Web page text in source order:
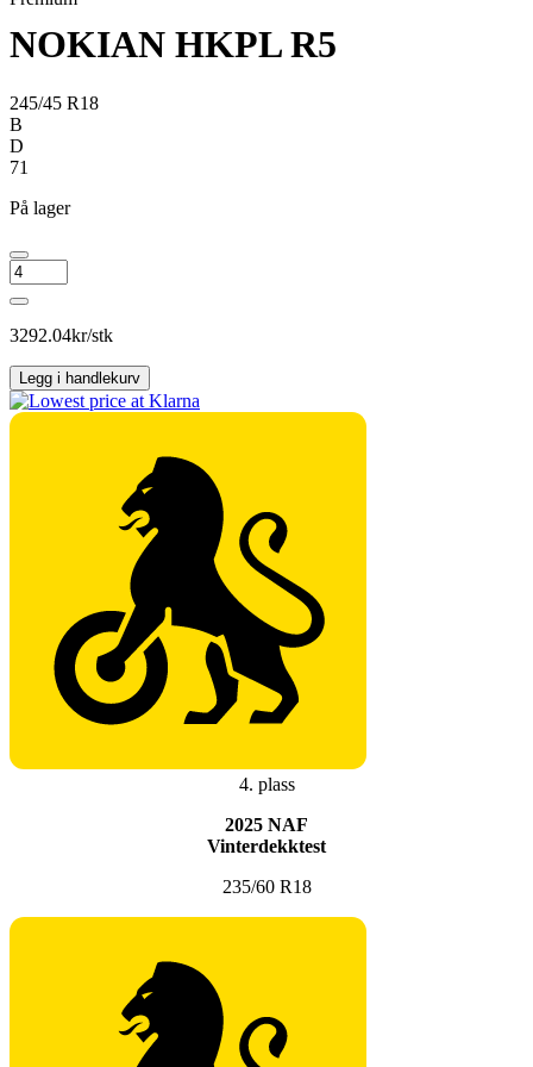
NOKIAN HKPL R5
245/45 R18
B
D
71
På lager
NOKIAN
HKPL
R5
antall
3292.04kr/stk
Legg i handlekurv
4. plass
2025 NAF
Vinterdekktest
235/60 R18